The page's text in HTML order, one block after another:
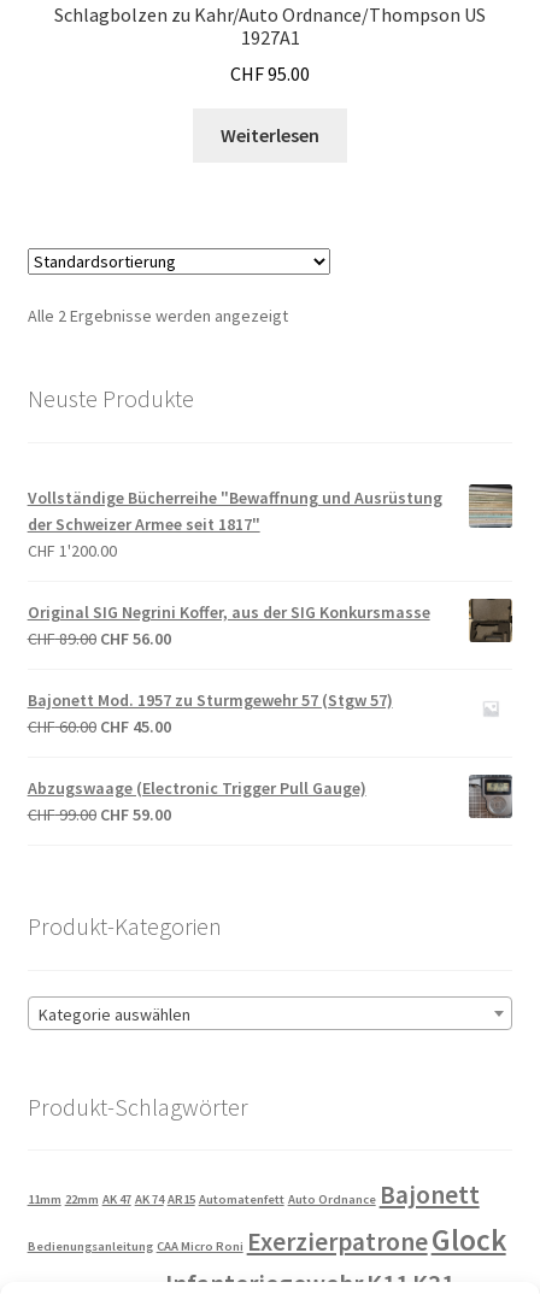
Schlagbolzen zu Kahr/Auto Ordnance/Thompson US
1927A1
CHF95.00
Weiterlesen
Alle 2 Ergebnisse werden angezeigt
Neuste Produkte
Vollständige Bücherreihe "Bewaffnung und Ausrüstung
der Schweizer Armee seit 1817"
CHF 1'200.00
Original SIG Negrini Koffer, aus der SIG Konkursmasse
CHF89.00 Ursprünglicher
war:
CHF56.00Aktueller
Bajonett Mod. 1957 zu Sturmgewehr 57 (Stgw 57)
CHF60.00 Ursprünglicher
CHF 60.00
CHF45.00Aktueller
Abzugswaage (Electronic Trigger Pull Gauge)
CHF99.00 Ursprünglicher
CHF59.00Aktueller
Produkt-Kategorien
Kategorie auswählen
Produkt-Schlagwörter
11mm 22mm AK 47 AK 74 AR15 Automatenfett Auto Ordnance Bajonett
Bedienungsanleitung CAA Micro Roni ExerzierpatroneGlock
InfanteriegewehrK11 K31